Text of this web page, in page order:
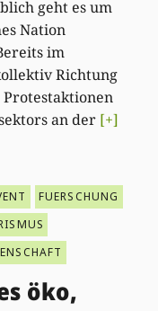
geht es um
Nation
im
Richtung
an der [+]
FUERSCHUNG
öko,